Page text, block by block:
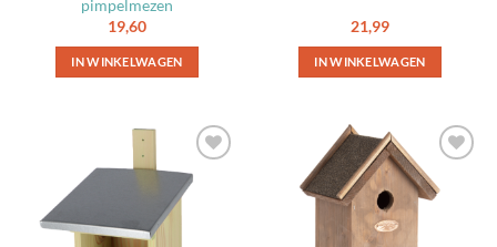
pimpelmezen
19,60
IN WINKELWAGEN
21,99
IN WINKELWAGEN
Toevoegen
aan
favorieten
Toevoegen
aan
favorieten